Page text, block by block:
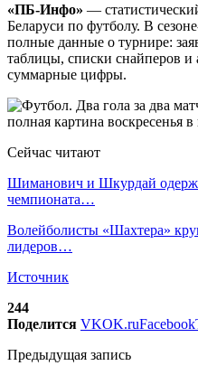
«ПБ-Инфо» —
Беларуси по футболу. В
полные данные о турнире:
таблицы, списки снайперов и
суммарные цифры.
Сейчас читают
Шиманович и Шкурдай
чемпионата…
Волейболисты «Шахтера»
лидеров…
Источник
244
Поделится VKOK.ruFacebook
Предыдущая запись